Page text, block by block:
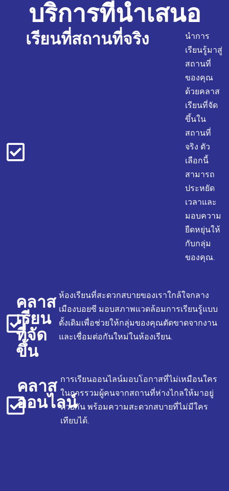
บริการที่นำเสนอ
เรียนที่สถานที่จริง
นำการ
เรียนรู้มาสู่
สถานที่
ของคุณ
ด้วยคลาส
เรียนที่จัด
ขึ้นใน
สถานที่
จริง ตัว
เลือกนี้
สามารถ
ประหยัด
เวลาและ
มอบความ
ยืดหยุ่นให้
กับกลุ่ม
ของคุณ.
คลาส
เรียน
ที่จัด
ขึ้น
ห้องเรียนที่สะดวกสบายของเราใกล้ใจกลาง
เมืองบอยซี มอบสภาพแวดล้อมการเรียนรู้แบบ
ดั้งเดิมเพื่อช่วยให้กลุ่มของคุณตัดขาดจากงาน
และเชื่อมต่อกันใหม่ในห้องเรียน.
คลาส
ออนไลน์
การเรียนออนไลน์มอบโอกาสที่ไม่เหมือนใคร
ในการรวมผู้คนจากสถานที่ห่างไกลให้มาอยู่
ด้วยกัน พร้อมความสะดวกสบายที่ไม่มีใคร
เทียบได้.